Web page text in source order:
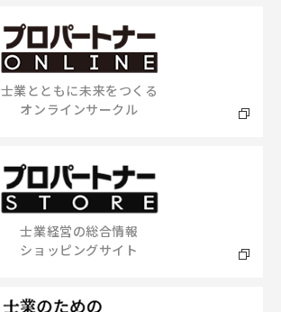
士業とともに未来をつくる
オンラインサークル
士業経営の総合情報
ショッピングサイト